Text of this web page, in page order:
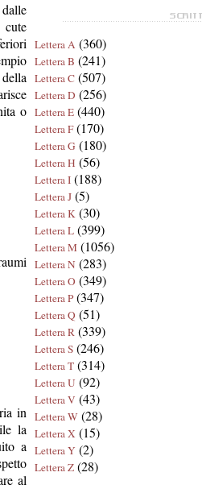
cute
o
in
la
a
al
Lettera A (360)
Lettera B (241)
Lettera C (507)
Lettera D (256)
Lettera E (440)
Lettera F(170)
Lettera G (180)
Lettera H (56)
Lettera I (188)
Lettera J (5)
Lettera K (30)
Lettera L (399)
Lettera M (1056)
Lettera N (283)
Lettera O (349)
Lettera P(347)
Lettera Q (51)
Lettera R (339)
Lettera S (246)
Lettera T (314)
Lettera U (92)
Lettera V (43)
Lettera W (28)
Lettera X (15)
Lettera Y (2)
Lettera Z (28)